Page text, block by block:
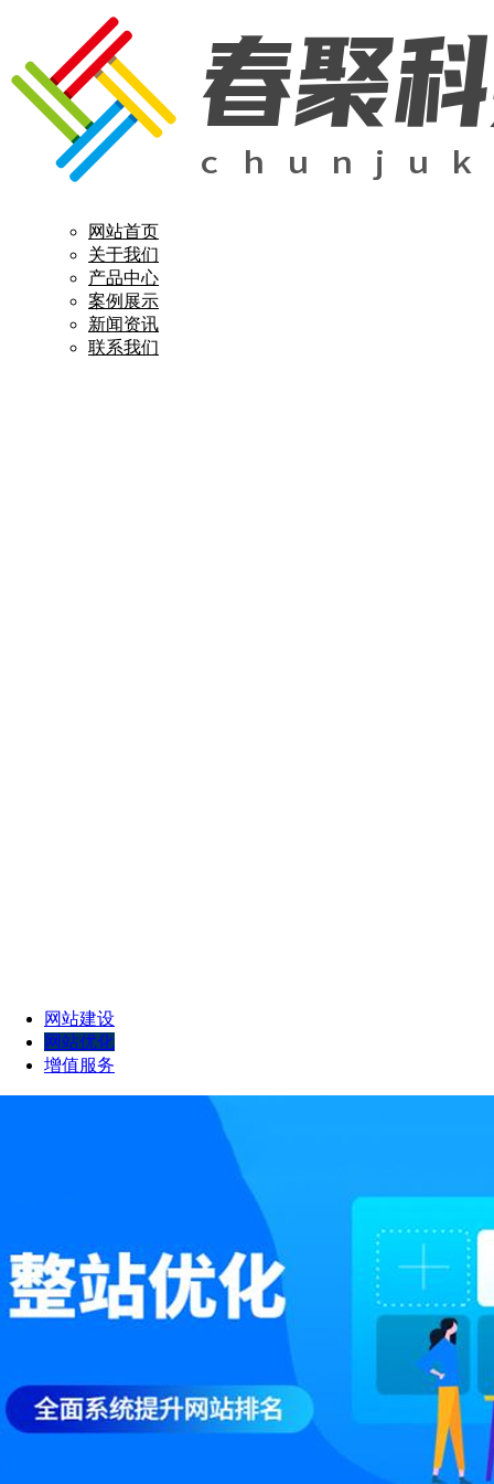
网站首页
关于我们
产品中心
案例展示
新闻资讯
联系我们
网站建设
网站优化
增值服务